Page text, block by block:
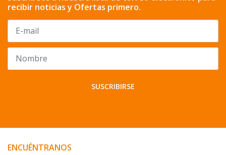
recibir noticias y Ofertas primero.
SUSCRIBIRSE
ENCUÉNTRANOS